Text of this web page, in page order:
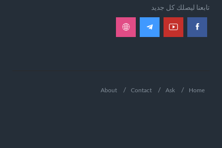
تابعنا ليصلك كل جديد
Home
Ask
Contact
About